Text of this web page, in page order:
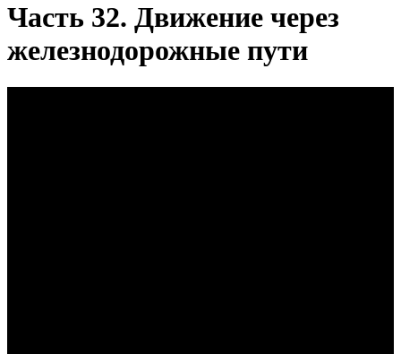
Часть 32. Движение через
железнодорожные пути